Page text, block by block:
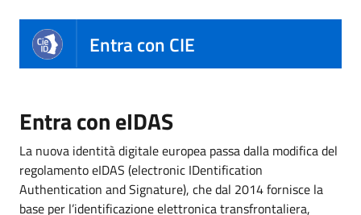
Entra con CIE
Entra con eIDAS
La nuova identità digitale europea passa dalla modifica del
regolamento eIDAS (electronic IDentification
Authentication and Signature), che dal 2014 fornisce la
base per l’identificazione elettronica transfrontaliera,